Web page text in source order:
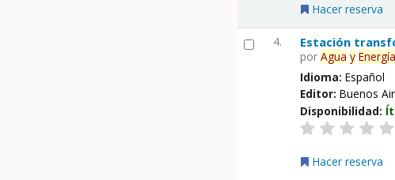
Hacer reserva
4. Estación
porAgua y Energía
Idioma:Español
Editor:Buenos
Disponibilidad:
Hacer reserva